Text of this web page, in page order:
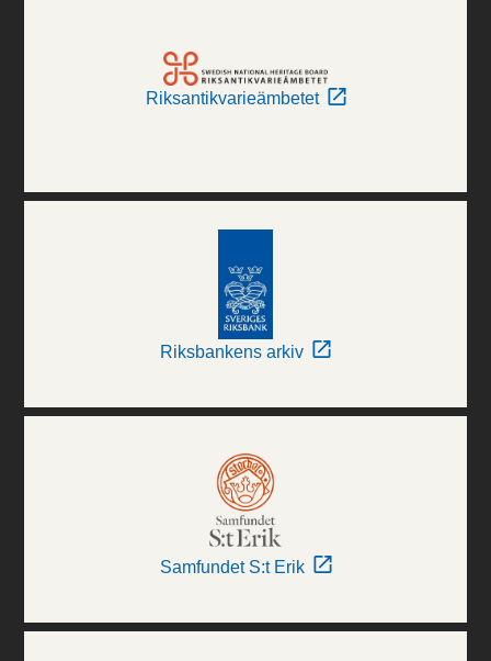
Riksantikvarieämbetet
Riksbankens arkiv
Samfundet S:t Erik